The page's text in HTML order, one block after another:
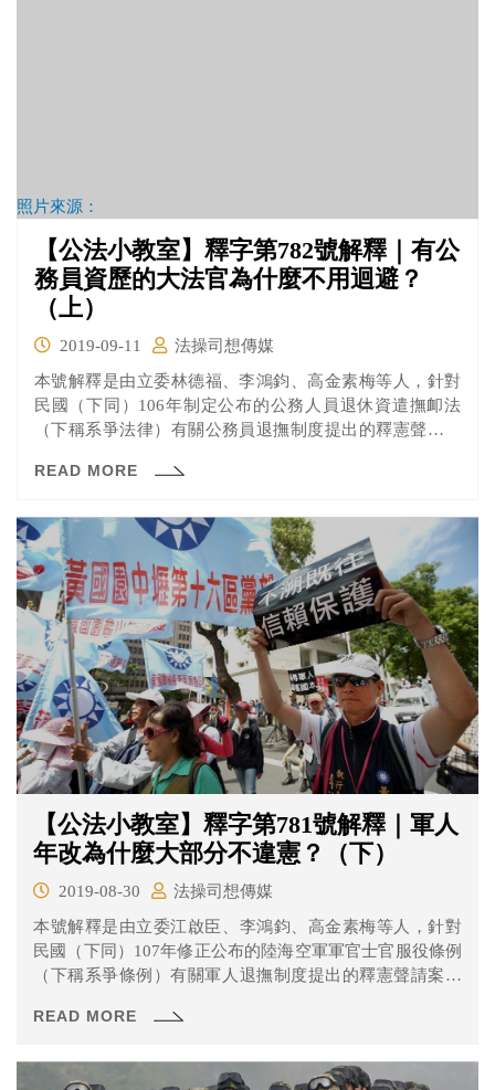
照片來源：
【公法小教室】釋字第782號解釋｜有公
務員資歷的大法官為什麼不用迴避？
（上）
2019-09-11
法操司想傳媒
本號解釋是由立委林德福、李鴻鈞、高金素梅等人，針對
民國（下同）106年制定公布的公務人員退休資遣撫卹法
（下稱系爭法律）有關公務員退撫制度提出的釋憲聲請案
法律第77條第1項第3款有關再任的規定違憲外，其餘都未
人年改的審查密度有沒有不同呢？軍人年改和公務員年改
又有哪些不一樣的地方呢？一起來看看吧！
READ MORE
【公法小教室】釋字第781號解釋｜軍人
年改為什麼大部分不違憲？（下）
2019-08-30
法操司想傳媒
本號解釋是由立委江啟臣、李鴻鈞、高金素梅等人，針對
民國（下同）107年修正公布的陸海空軍軍官士官服役條例
（下稱系爭條例）有關軍人退撫制度提出的釋憲聲請案做
外，其餘都未違憲。 為什麼大法官認為大部分的條文都不
字第781號解釋】軍人退撫制度是怎麼來的？（上）提到了
READ MORE